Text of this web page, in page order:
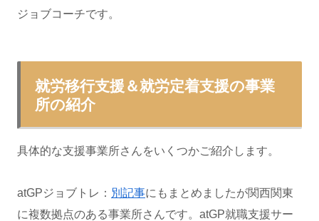
ジョブコーチです。
就労移行支援＆就労定着支援の事業
所の紹介
具体的な支援事業所さんをいくつかご紹介します。
atGPジョブトレ： 別記事にもまとめましたが関西関東
に複数拠点のある事業所さんです。atGP就職支援サー